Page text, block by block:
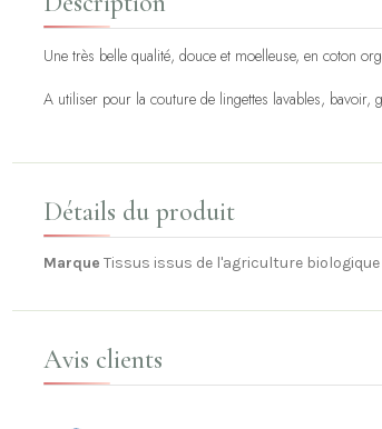
Une très belle qualité, douce et moelleuse, en coton
A utiliser pour la couture de lingettes lavables,
Détails du produit
Marque Tissus issus de l'agriculture biologique
Avis clients